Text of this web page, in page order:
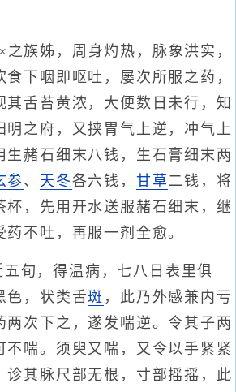
之族姊，周身灼热，脉象洪实，
食下咽即呕吐，屡次所服之药，
其舌苔黄浓，大便数日未行，知
明之府，又挟胃气上逆，冲气上
生赭石细末八钱，生石膏细末两
参、 天冬各六钱， 甘草二钱，将
杯，先用开水送服赭石细末，继
不吐，再服一剂全愈。
旬，得温病，七八日表里俱
色，状类舌斑 ，此乃外感兼内亏
两次下之，遂发喘逆。令其子两
不喘。须臾又喘，又令以手紧紧
诊其脉尺部无根，寸部摇摇，此